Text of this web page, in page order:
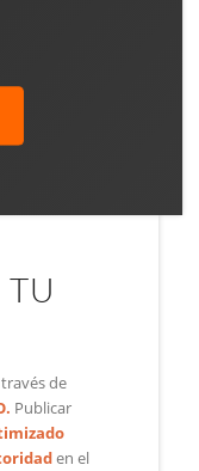
TU
de
Publicar
en el